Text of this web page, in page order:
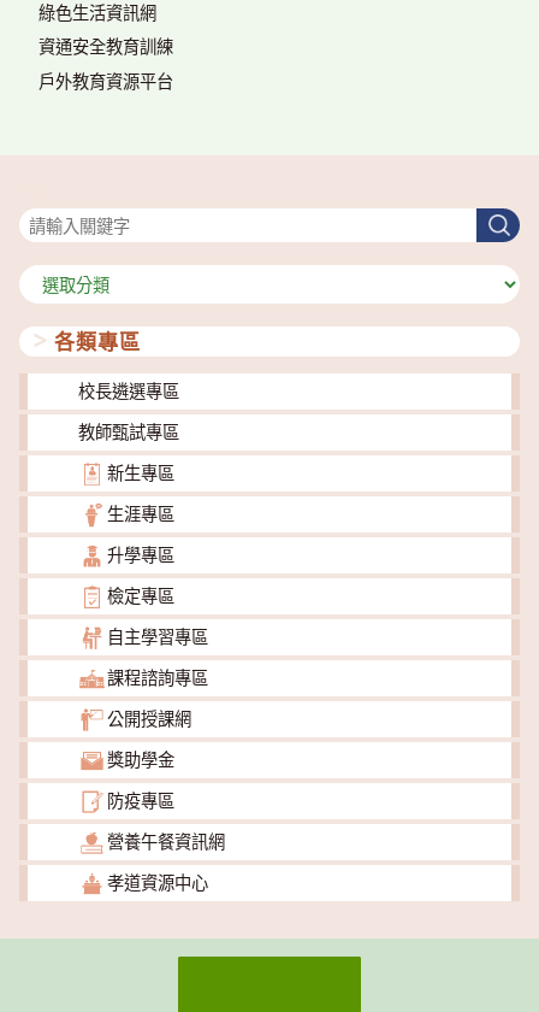
綠色生活資訊網
資通安全教育訓練
戶外教育資源平台
搜
尋
分
類
各類專區
校長遴選專區
教師甄試專區
新生專區
生涯專區
升學專區
檢定專區
自主學習專區
課程諮詢專區
公開授課網
獎助學金
防疫專區
營養午餐資訊網
孝道資源中心